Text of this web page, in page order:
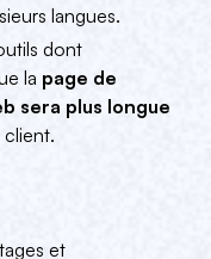
langues.
dont
la page de
sera plus longue
et